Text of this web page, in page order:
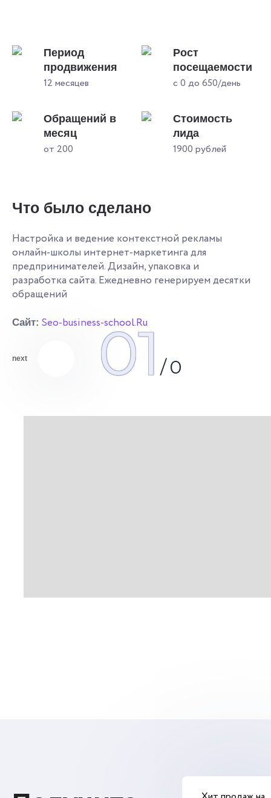
Период
продвижения
12 месяцев
Рост
посещаемости
с 0 до 650/день
Обращений в
месяц
от 200
Стоимость
лида
1900 рублей
Что было сделано
Настройка и ведение контекстной рекламы
онлайн-школы интернет-маркетинга для
предпринимателей. Дизайн, упаковка и
разработка сайта. Ежедневно генерируем десятки
обращений
Сайт: Seo-business-school.Ru
next 01/0